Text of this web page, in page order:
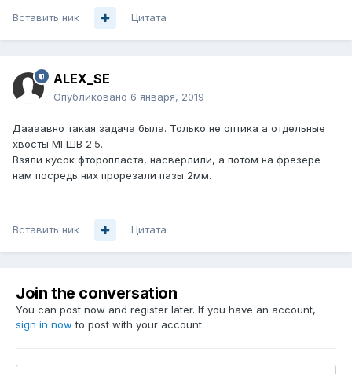
Вставить ник Цитата
ALEX_SE
Опубликовано 6 января, 2019
Даааавно такая задача была. Только не оптика а отдельные
хвосты МГШВ 2.5.
Взяли кусок фторопласта, насверлили, а потом на фрезере
нам посредь них прорезали пазы 2мм.
Вставить ник Цитата
Join the conversation
You can post now and register later. If you have an account,
sign in now to post with your account.